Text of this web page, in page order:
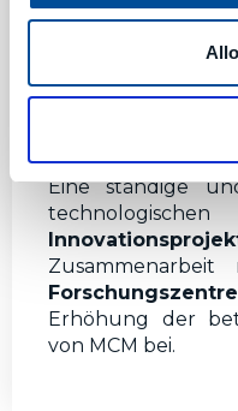
Eine ständige
Erhöhung der
von MCM bei.